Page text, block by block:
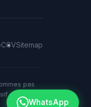
CGVSitemap
pas
de l'État.
WhatsApp